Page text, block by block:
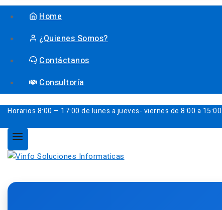
Home
¿Quienes Somos?
Contáctanos
Consultoría
Horarios 8:00 – 17:00 de lunes a jueves- viernes de 8:00 a 15:00